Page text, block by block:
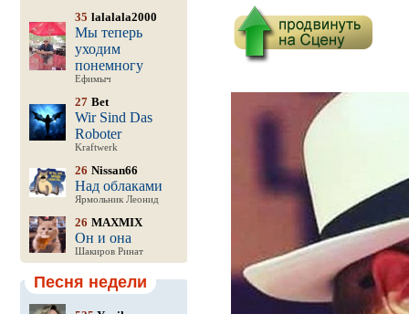
35 lalalala2000
Мы теперь
уходим
понемногу
Ефимыч
27 Bet
Wir Sind Das
Roboter
Kraftwerk
26 Nissan66
Над облаками
Ярмольник Леонид
26 MAXMIX
Он и она
Шакиров Ринат
Песня недели